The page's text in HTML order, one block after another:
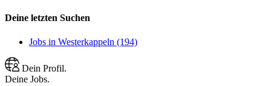
Deine letzten Suchen
Jobs in Westerkappeln (194)
Dein Profil.
Deine Jobs.